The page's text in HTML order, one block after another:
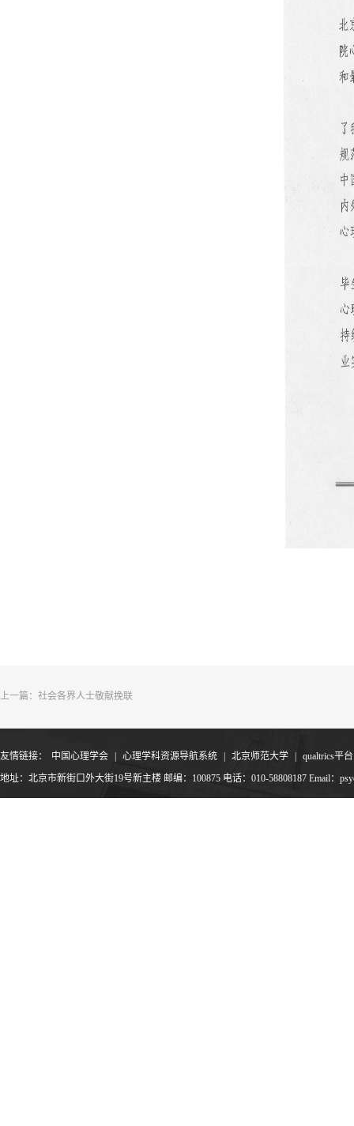
上一篇： 社会各界人士敬献挽联
友情链接： 中国心理学会 心理学科资源导航系统 北京师范大学
qualtrics平台
地址：北京市新街口外大街19号新主楼 邮编：100875 电话：010-58808187 Email：